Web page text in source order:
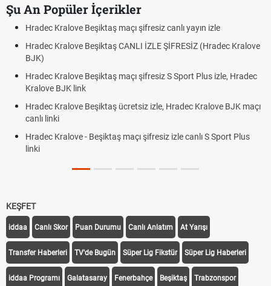
Şu An Popüler İçerikler
Hradec Kralove Beşiktaş maçı şifresiz canlı yayın izle
Hradec Kralove Beşiktaş CANLI İZLE ŞİFRESİZ (Hradec Kralove
BJK)
Hradec Kralove Beşiktaş maçı şifresiz S Sport Plus izle, Hradec
Kralove BJK link
Hradec Kralove Beşiktaş ücretsiz izle, Hradec Kralove BJK maçı
canlı linki
Hradec Kralove - Beşiktaş maçı şifresiz izle canlı S Sport Plus
linki
KEŞFET
iddaa Canlı Skor Puan Durumu Canlı Anlatım At Yarışı
Transfer Haberleri TV'de Bugün Süper Lig Fikstür Süper Lig Haberleri
iddaa Programı Galatasaray Fenerbahçe Beşiktaş Trabzonspor